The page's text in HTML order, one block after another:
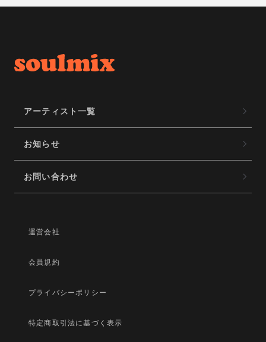
アーティスト一覧
お知らせ
お問い合わせ
運営会社
会員規約
プライバシーポリシー
特定商取引法に基づく表示